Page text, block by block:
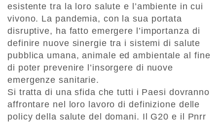
esistente tra la loro salute e l’ambiente in cui
vivono. La pandemia, con la sua portata
disruptive, ha fatto emergere l’importanza di
definire nuove sinergie tra i sistemi di salute
pubblica umana, animale ed ambientale al fine
di poter prevenire l’insorgere di nuove
emergenze sanitarie.
Si tratta di una sfida che tutti i Paesi dovranno
affrontare nel loro lavoro di definizione delle
policy della salute del domani. Il G20 e il Pnrr